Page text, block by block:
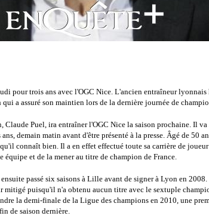
pour trois ans avec l'OGC Nice. L'ancien entraîneur
a assuré son maintien lors de la dernière journée de
Claude Puel, ira entraîner l'OGC Nice la saison prochaine. Il va
demain matin avant d'être présenté à la presse. Âgé de 50
connaît bien. Il a en effet effectué toute sa carrière de
équipe et de la mener au titre de champion de France.
passé six saisons à Lille avant de signer à Lyon en 2008.
mitigé puisqu'il n'a obtenu aucun titre avec le sextuple
la demi-finale de la Ligue des champions en 2010, une
de saison dernière.